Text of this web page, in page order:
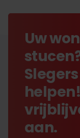
Uw
aan.